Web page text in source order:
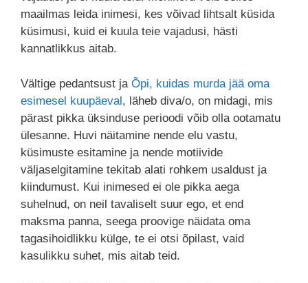
maailmas leida inimesi, kes võivad lihtsalt küsida
küsimusi, kuid ei kuula teie vajadusi, hästi
kannatlikkus aitab.
Vältige pedantsust ja Õpi, kuidas murda jää oma
esimesel kuupäeval, läheb diva/o, on midagi, mis
pärast pikka üksinduse perioodi võib olla ootamatu
ülesanne. Huvi näitamine nende elu vastu,
küsimuste esitamine ja nende motiivide
väljaselgitamine tekitab alati rohkem usaldust ja
kiindumust. Kui inimesed ei ole pikka aega
suhelnud, on neil tavaliselt suur ego, et end
maksma panna, seega proovige näidata oma
tagasihoidlikku külge, te ei otsi õpilast, vaid
kasulikku suhet, mis aitab teid.